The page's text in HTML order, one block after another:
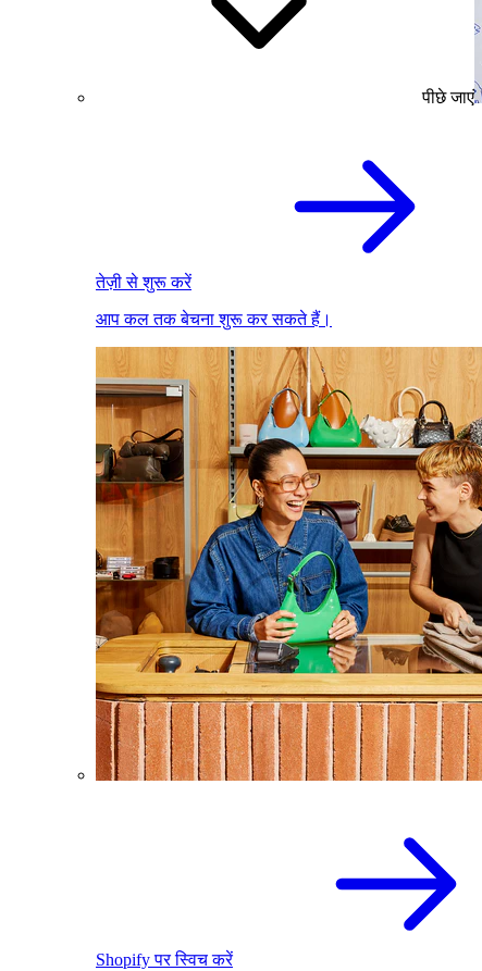
पीछे जाएं
तेज़ी से शुरू करें
आप कल तक बेचना शुरू कर सकते हैं।
Shopify पर स्विच करें